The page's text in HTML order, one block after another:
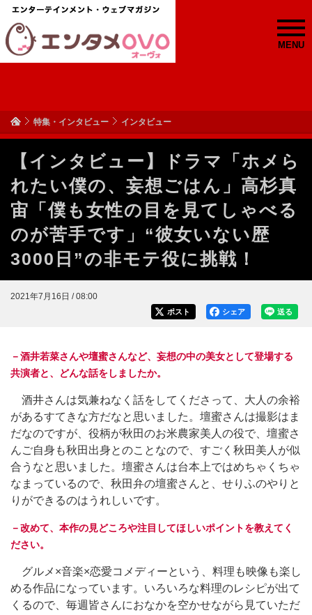
MENU
特集・インタビュー インタビュー
【インタビュー】ドラマ「ホメら
れたい僕の、妄想ごはん」高杉真
宙「僕も女性の目を見てしゃべる
のが苦手です」“彼女いない歴
3000日”の非モテ役に挑戦！
2021年7月16日 / 08:00
送る
シェア
ポスト
－酒井若菜さんや壇蜜さんなど、妄想の中の美女として登場する
共演者と、どんな話をしましたか。
酒井さんは気兼ねなく話をしてくださって、大人の余裕
があるすてきな方だなと思いました。壇蜜さんは撮影はま
だなのですが、役柄が秋田のお米農家美人の役で、壇蜜さ
んご自身も秋田出身とのことなので、すごく秋田美人が似
合うなと思いました。壇蜜さんは台本上ではめちゃくちゃ
なまっているので、秋田弁の壇蜜さんと、せりふのやりと
りができるのはうれしいです。
－改めて、本作の見どころや注目してほしいポイントを教えてく
ださい。
グルメ×音楽×恋愛コメディーという、料理も映像も楽し
める作品になっています。いろいろな料理のレシピが出て
くるので、毎週皆さんにおなかを空かせながら見ていただ